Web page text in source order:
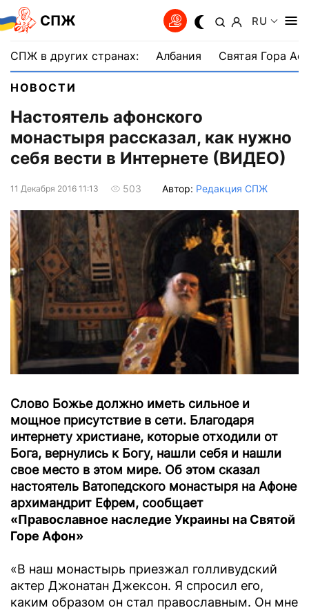
СПЖ RU
СПЖ в других странах: Албания Святая Гора
НОВОСТИ
Настоятель афонского
монастыря рассказал, как нужно
себя вести в Интернете (ВИДЕО)
11 Декабря 2016 11:13 503 Автор: Редакция СПЖ
Слово Божье должно иметь сильное и
мощное присутствие в сети. Благодаря
интернету христиане, которые отходили от
Бога, вернулись к Богу, нашли себя и нашли
свое место в этом мире. Об этом сказал
настоятель Ватопедского монастыря на Афоне
архимандрит Ефрем, сообщает
«Православное наследие Украины на Святой
Горе Афон»
«В наш монастырь приезжал голливудский
актер Джонатан Джексон. Я спросил его,
каким образом он стал православным. Он мне